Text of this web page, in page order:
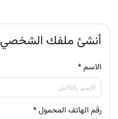
أنشئ ملفك الشخصي
الاسم*
رقم الهاتف المحمول*